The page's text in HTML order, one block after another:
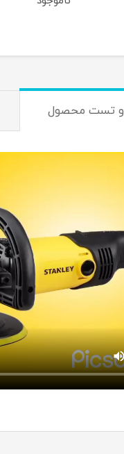
و تست محصول